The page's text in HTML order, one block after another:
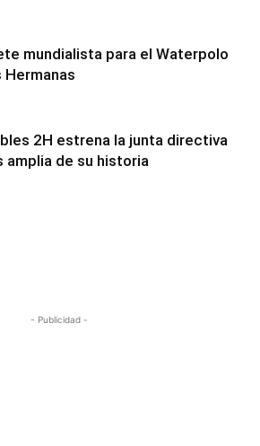
mundialista para el Waterpolo
Hermanas
2H estrena la junta directiva
amplia de su historia
- Publicidad -